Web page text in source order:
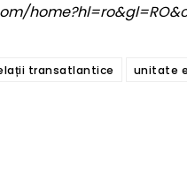
transatlantice unitate